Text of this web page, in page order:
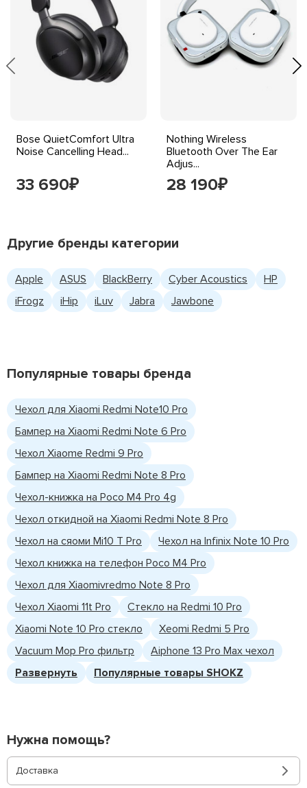
Bose QuietComfort Ultra
Noise Cancelling Head...
33 690₽
Nothing Wireless
Bluetooth Over The Ear
Adjus...
28 190₽
Другие бренды категории
Apple ASUS BlackBerry Cyber Acoustics
HP
iFrogz
iHip iLuv Jabra Jawbone
Популярные товары бренда
Чехол для Xiaomi Redmi Note10 Pro
Бампер на Xiaomi Redmi Note 6 Pro
Чехол Xiaome Redmi 9 Pro
Бампер на Xiaomi Redmi Note 8 Pro
Чехол-книжка на Poco M4 Pro 4g
Чехол откидной на Xiaomi Redmi Note 8 Pro
Чехол на сяоми Mi10 T Pro
Чехол на Infinix Note 10 Pro
Чехол книжка на телефон Poco M4 Pro
Чехол для Xiaomivredmo Note 8 Pro
Чехол Xiaomi 11t Pro
Стекло на Redmi 10 Pro
Xiaomi Note 10 Pro стекло
Xeomi Redmi 5 Pro
Vacuum Mop Pro фильтр
Aiphone 13 Pro Max чехол
Развернуть
Популярные товары SHOKZ
Нужна помощь?
Доставка